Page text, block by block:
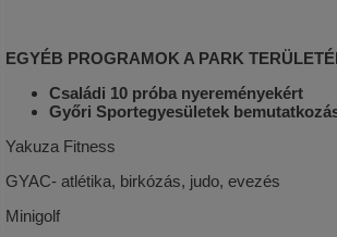
EGYÉB PROGRAMOK A PARK
Családi 10 próba nyereményekért
Győri Sportegyesületek
Yakuza Fitness
GYAC- atlétika, birkózás, judo, evezés
Minigolf